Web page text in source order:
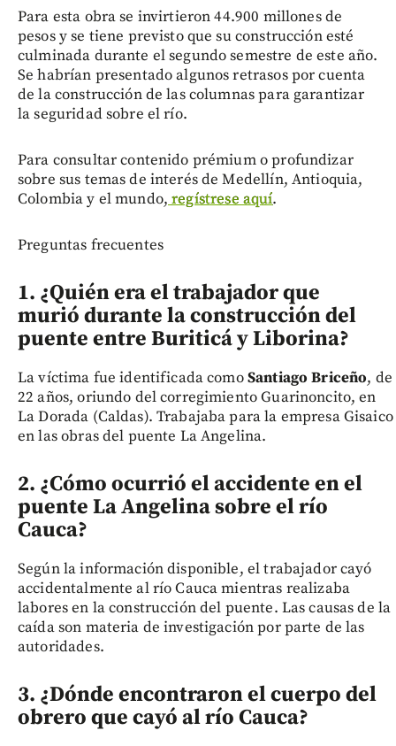
Para esta obra se invirtieron 44.900 millones de
pesos y se tiene previsto que su construcción esté
culminada durante el segundo semestre de este año.
Se habrían presentado algunos retrasos por cuenta
de la construcción de las columnas para garantizar
la seguridad sobre el río.
Para consultar contenido prémium o profundizar
sobre sus temas de interés de Medellín, Antioquia,
Colombia y el mundo, regístrese aquí.
Preguntas frecuentes
1. ¿Quién era el trabajador que
murió durante la construcción del
puente entre Buriticá y Liborina?
La víctima fue identificada comoSantiago Briceño, de
22 años, oriundo del corregimiento Guarinoncito, en
La Dorada (Caldas). Trabajaba para la empresa Gisaico
en las obras del puente La Angelina.
2. ¿Cómo ocurrió el accidente en el
puente La Angelina sobre el río
Cauca?
Según la información disponible, el trabajador cayó
accidentalmente al río Cauca mientras realizaba
labores en la construcción del puente. Las causas de la
caída son materia de investigación por parte de las
autoridades.
3. ¿Dónde encontraron el cuerpo del
obrero que cayó al río Cauca?